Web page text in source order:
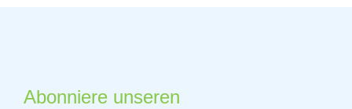
Abonniere unseren